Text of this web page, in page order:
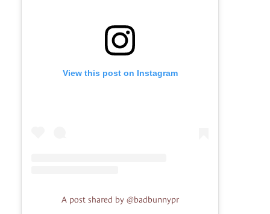
View this post on Instagram
A post shared by @badbunnypr